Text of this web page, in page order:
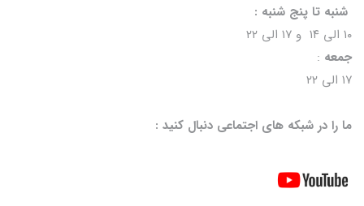
شنبه تا پنج شنبه :
۱۰ الی ۱۴ و ۱۷ الی ۲۲
جمعه :
۱۷ الی ۲۲
ما را در شبکه های اجتماعی دنبال کنید :